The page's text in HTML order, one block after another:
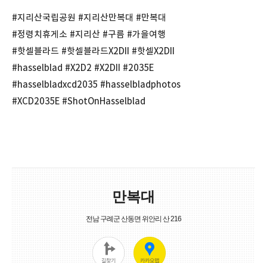
#지리산국립공원 #지리산만복대 #만복대
#정령치휴게소 #지리산 #구름 #가을여행
#핫셀블라드 #핫셀블라드X2DII #핫셀X2DII
#hasselblad #X2D2 #X2DII #2035E
#hasselbladxcd2035 #hasselbladphotos
#XCD2035E #ShotOnHasselblad